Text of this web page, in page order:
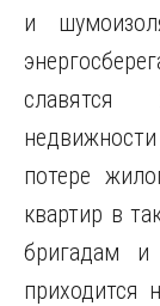
и
славятся
потере
квартир в
бригадам
приходится